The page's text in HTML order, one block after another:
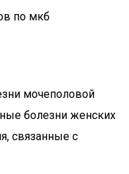
по мкб
мочеполовой
болезни женских
связанные с